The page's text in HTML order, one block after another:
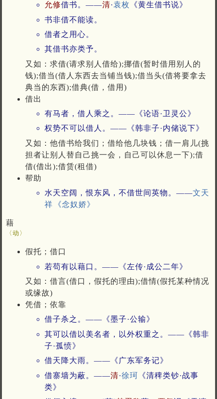
允修借书。——清·袁枚
《黄生借书说》
书非借不能读。
借者之用心。
其借书亦类予。
又如：求借(请求别人借给);挪借(暂时借用别人的
钱);借当(借人东西去当铺当钱);借当头(借将要拿去
典当的东西);借典(借，借用)
借出
有马者，借人乘之。——《论语·卫灵公》
权势不可以借人。——《韩非子·内储说下》
又如：他借书给我们；借给他几块钱；借一肩儿(挑
担者让别人替自己挑一会，自己可以休息一下);借
借(借出);借赁(租借)
帮助
水天空阔，恨东风，不借世间英物。——文天
祥
《念奴娇》
藉
〈动〉
假托；借口
若苟有以藉口。——《左传·成公二年》
又如：借言(借口，假托的理由);借情(假托某种情况
或缘故)
凭借；依靠
借子杀之。——《墨子·公输》
其可以借以美名者，以外权重之。——《韩非
子·孤愤》
借天降大雨。——《广东军务记》
借寨墙为蔽。——清·徐珂 《清稗类钞·战事
类》